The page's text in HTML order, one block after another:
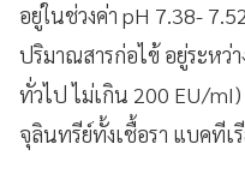
อยู่ในช่วงค่า pH 7.38-
ปริมาณสารก่อไข้ อยู่ระหว่
ทั่วไป ไม่เกิน 200 EU/
จุลินทรีย์ทั้งเชื้อรา แบคทีเ